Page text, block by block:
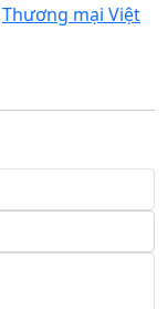
Thương mại Việt